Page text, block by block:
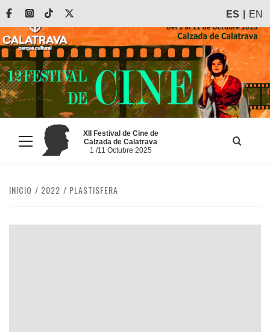
Saltar
contenido
FacebookInstagram
Tiktok ES EN
Menú
principal
XII Festival de Cine de
Calzada de Calatrava
1 /11 Octubre 2025
INICIO 2022 PLASTISFERA